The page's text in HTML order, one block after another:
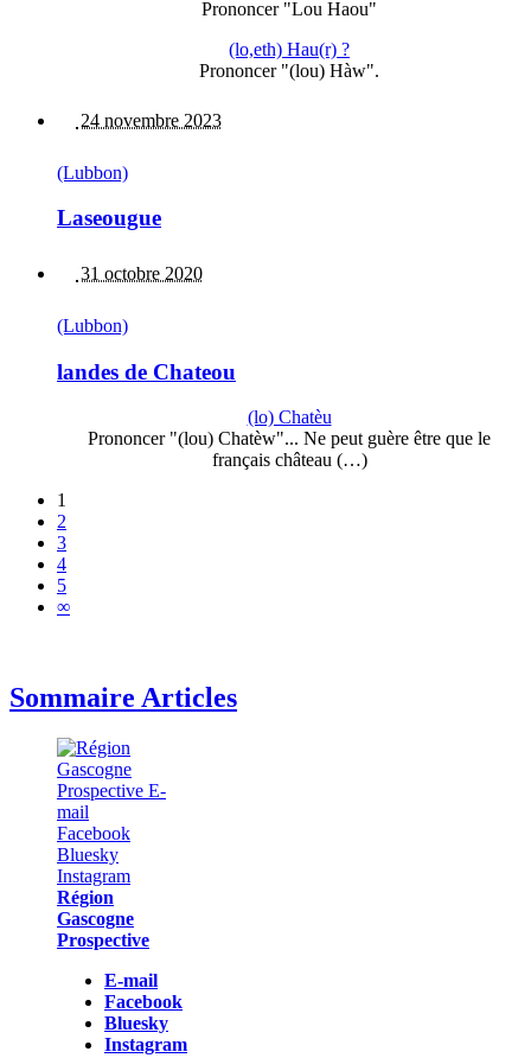
Prononcer "Lou Haou"
(lo,eth) Hau(r) ?
Prononcer "(lou) Hàw".
24 novembre 2023
(Lubbon)
Laseougue
31 octobre 2020
(Lubbon)
landes de Chateou
(lo) Chatèu
Prononcer "(lou) Chatèw"... Ne peut guère être que le
français château (…)
1
2
3
4
5
∞
Sommaire Articles
Région
Gascogne
Prospective
E-mail
Facebook
Bluesky
Instagram